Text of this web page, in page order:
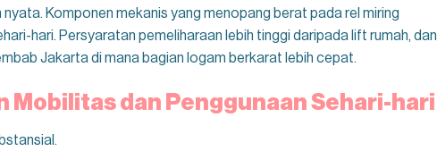
nyata. Komponen mekanis yang menopang berat pada rel miring
hari. Persyaratan pemeliharaan lebih tinggi daripada lift rumah, dan
Jakarta di mana bagian logam berkarat lebih cepat.
Mobilitas dan Penggunaan Sehari-hari